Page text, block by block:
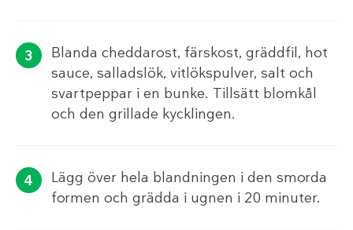
Blanda cheddarost, färskost, gräddfil, hot
sauce, salladslök, vitlökspulver, salt och
svartpeppar i en bunke. Tillsätt blomkål
och den grillade kycklingen.
Lägg över hela blandningen i den smorda
formen och grädda i ugnen i 20 minuter.